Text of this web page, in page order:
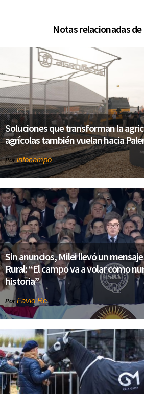
Notas relacionadas de
Soluciones que transforman la
agrícolas también vuelan hacia
Porinfocampo
Sin anuncios, Milei llevó un
Rural: “El campo va a volar como
historia”
Por Favio Re